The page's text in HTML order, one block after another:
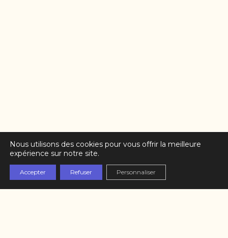
Partenaires
L’équipe
Nous utilisons des cookies pour vous offrir la meilleure
expérience sur notre site.
Accepter Refuser Personnaliser